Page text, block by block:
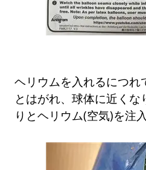
ヘリウムを入れるにつれ
とはがれ、球体に近くな
りとヘリウム(空気)を注